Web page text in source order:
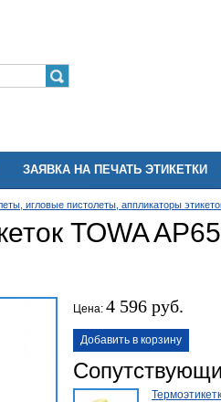
ЗАЯВКА НА ПЕЧАТЬ ЭТИКЕТКИ
игловые пистолеты, аппликаторы
TOWA
Цена: 4 596 руб.
Добавить в корзину